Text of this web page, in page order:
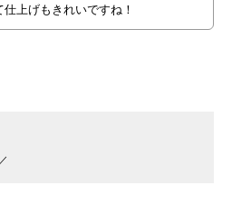
上げもきれいですね！